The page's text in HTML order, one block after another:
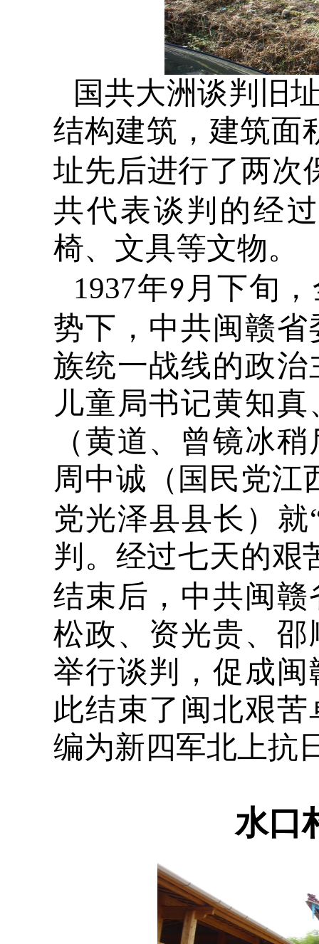
国共大洲谈判旧
结构建筑，建筑面
址先后进行了两次
共代表谈判的经
椅、文具等文物。
1937年9 月下旬
势下，中共闽赣
族统一战线的政
儿童局书记黄知
（黄道、曾镜冰
周中诚（国民党江
党光泽县县长）
判。经过七天的艰
结束后，中共闽
松政、资光贵、
举行谈判，促成
此结束了闽北艰
编为新四军北上抗
水口